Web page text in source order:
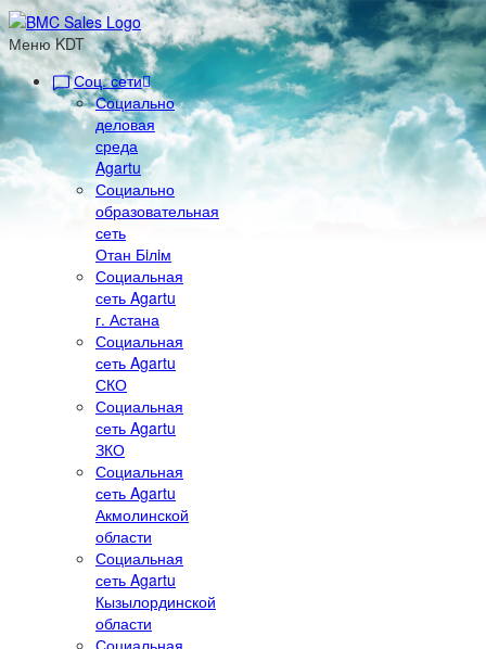
Меню KDT
Соц. сети
Социально
деловая
среда
Agartu
Социально
образовательная
сеть
Отан Бiлiм
Социальная
сеть Agartu
г. Астана
Социальная
сеть Agartu
СКО
Социальная
сеть Agartu
ЗКО
Социальная
сеть Agartu
Акмолинской
области
Социальная
сеть Agartu
Кызылординской
области